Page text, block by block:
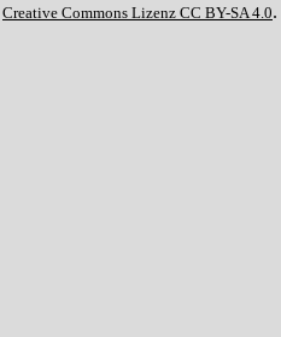
Creative Commons Lizenz CC BY-SA 4.0.